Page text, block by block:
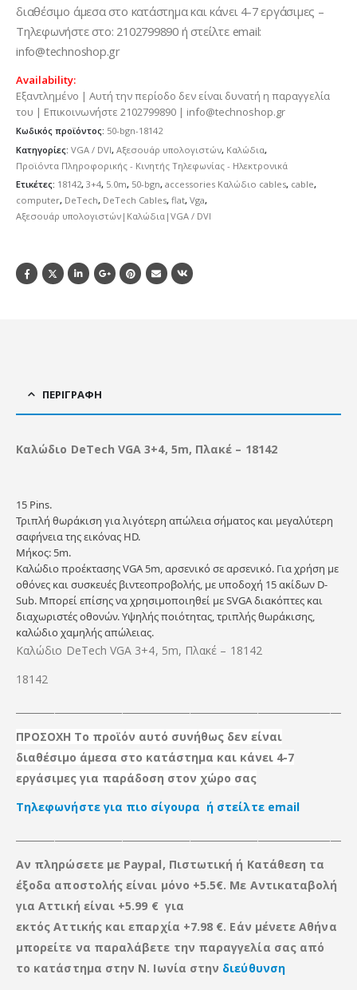
διαθέσιμο άμεσα στο κατάστημα και κάνει 4-7 εργάσιμες –
Τηλεφωνήστε στο: 2102799890 ή στείλτε email:
info@technoshop.gr
Availability:
Εξαντλημένο | Αυτή την περίοδο δεν είναι δυνατή η παραγγελία
του | Επικοινωνήστε 2102799890 | info@technoshop.gr
Κωδικός προϊόντος: 50-bgn-18142
Κατηγορίες: VGA / DVI, Αξεσουάρ υπολογιστών, Καλώδια,
Προϊόντα Πληροφορικής - Κινητής Τηλεφωνίας - Ηλεκτρονικά
Ετικέτες: 18142, 3+4, 5.0m, 50-bgn, accessories Καλώδιο cables, cable,
computer, DeTech, DeTech Cables, flat, Vga,
Αξεσουάρ υπολογιστών|Καλώδια|VGA / DVI
ΠΕΡΙΓΡΑΦΉ
Καλώδιο DeTech VGA 3+4, 5m, Πλακέ – 18142
15 Pins.
Τριπλή θωράκιση για λιγότερη απώλεια σήματος και μεγαλύτερη
σαφήνεια της εικόνας HD.
Μήκος: 5m.
Καλώδιο προέκτασης VGA 5m, αρσενικό σε αρσενικό. Για χρήση με
οθόνες και συσκευές βιντεοπροβολής, με υποδοχή 15 ακίδων D-
Sub. Μπορεί επίσης να χρησιμοποιηθεί με SVGA διακόπτες και
διαχωριστές οθονών. Υψηλής ποιότητας, τριπλής θωράκισης,
καλώδιο χαμηλής απώλειας.
Καλώδιο DeTech VGA 3+4, 5m, Πλακέ – 18142
18142
ΠΡΟΣΟΧΗ Το προϊόν αυτό συνήθως δεν είναι
διαθέσιμο άμεσα στο κατάστημα και κάνει 4-7
εργάσιμες για παράδοση στον χώρο σας
Τηλεφωνήστε για πιο σίγουρα ή στείλτε email
Αν πληρώσετε με Paypal, Πιστωτική ή Κατάθεση τα
έξοδα αποστολής είναι μόνο +5.5€. Με Αντικαταβολή
για Αττική είναι +5.99 € για
εκτός Αττικής καιεπαρχία +7.98 €. Εάν μένετε Αθήνα
μπορείτε να παραλάβετε την παραγγελία σας από
το κατάστημα στην Ν. Ιωνία στην διεύθυνση